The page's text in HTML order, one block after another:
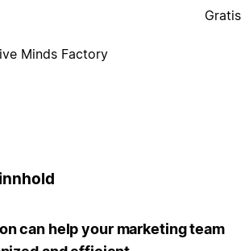
Minds Factory
Gratis
can help your marketing team